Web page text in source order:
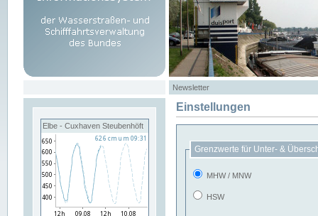
Newsletter
Elbe - Cuxhaven Steubenhöft
Einstellungen
Grenzwerte für Unter- &
MHW / MNW
HSW